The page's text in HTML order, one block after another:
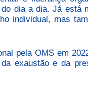
dia a dia. Já está
individual, mas
pela OMS em
exaustão e da